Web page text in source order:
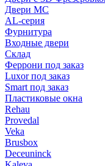
Двери МС
AL-серия
Фурнитура
Входные двери
Склад
Феррони под заказ
Luxor под заказ
Smart под заказ
Пластиковые окна
Rehau
Provedal
Veka
Brusbox
Deceuninck